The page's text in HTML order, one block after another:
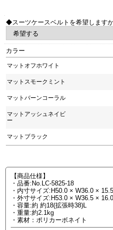
◆スーツケースベルトを希望します
カラー
マットオフホワイト
マットスモークミント
マットバーンコーラル
マットアッシュネイビ
ー
マットブラック
【商品仕様】
・品番:No.LC-5825-18
・内寸サイズ:H50.0 × W36.0 ×
・外寸サイズ:H53.0 × W36.5 ×
・容量:約 約18(拡張時38)L
・重量:約2.1kg
・素材：ポリカーボネイト